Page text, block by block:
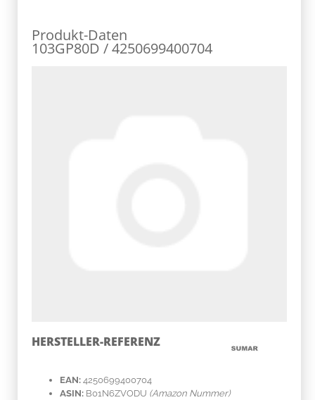
Produkt-Daten
103GP80D / 4250699400704
HERSTELLER-REFERENZ
EAN: 4250699400704
ASIN: B01N6ZVODU (Amazon Nummer)